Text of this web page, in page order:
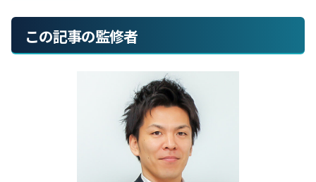
この記事の監修者